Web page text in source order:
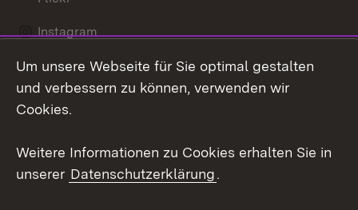
Instagram
Social Wall
Um unsere Webseite für Sie optimal gestalten
und verbessern zu können, verwenden wir
Cookies.
Weitere Informationen zu Cookies erhalten Sie in
unserer Datenschutzerklärung.